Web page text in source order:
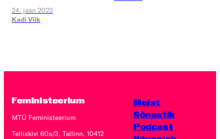
24. jaan 2023
Kadi Viik
Feministeerium
MTÜ Feministeerium
Telliskivi 60a/3, Tallinn, 10412
Meist
Sõnastik
Podcast